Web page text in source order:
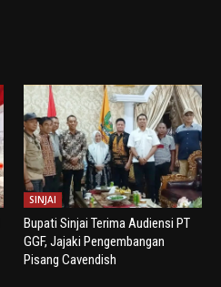
SINJAI
Bupati Sinjai Terima Audiensi PT
GGF, Jajaki Pengembangan
Pisang Cavendish